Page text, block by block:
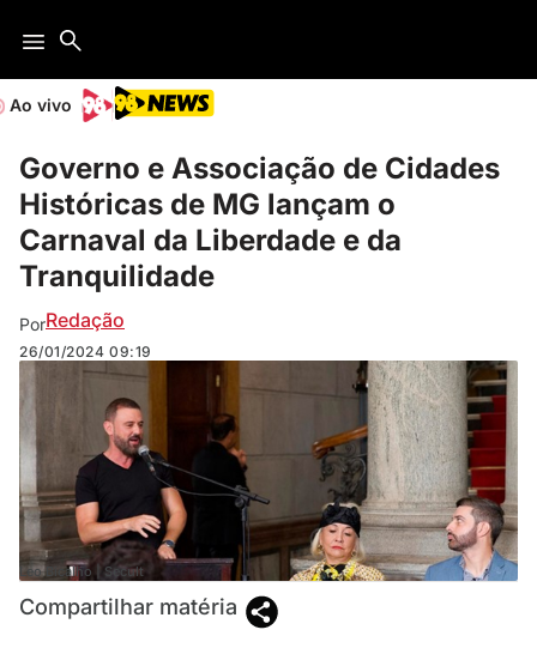
Ao vivo
Governo e Associação de Cidades
Históricas de MG lançam o
Carnaval da Liberdade e da
Tranquilidade
PorRedação
26/01/2024 09:19
Leo Bicalho | Secult
Compartilhar matéria